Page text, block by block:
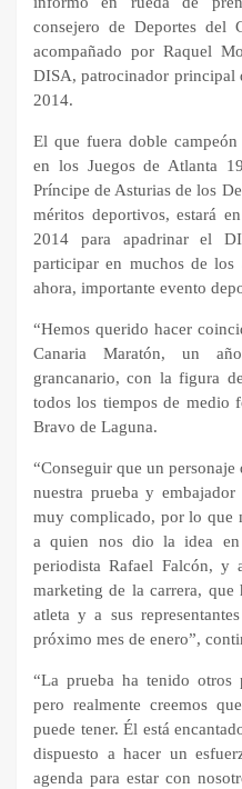
consejero de Deportes del
acompañado por Raquel
DISA, patrocinador principal
2014.
El que fuera doble
en los Juegos de Atlanta
Príncipe de Asturias de los
méritos deportivos, estará
2014 para apadrinar el
participar en muchos de los
ahora, importante evento
“Hemos querido hacer
Canaria Maratón, un
grancanario, con la figura
todos los tiempos de medio
Bravo de Laguna.
“Conseguir que un
nuestra prueba y
muy complicado, por lo que
a quien nos dio la idea
periodista Rafael Falcón, y
marketing de la carrera,
atleta y a sus
próximo mes de enero”,
“La prueba ha tenido otros
pero realmente creemos
puede tener. Él está
dispuesto a hacer un
agenda para estar con